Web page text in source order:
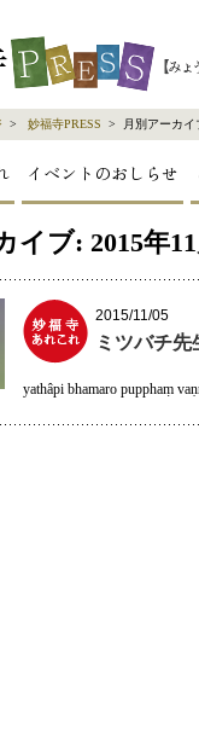
> 妙福寺PRESS > 月別アーカイ
イベントのおしらせ
イブ: 2015年11
2015/11/05
ミツバチ先
yathâpi bhamaro pupphaṃ